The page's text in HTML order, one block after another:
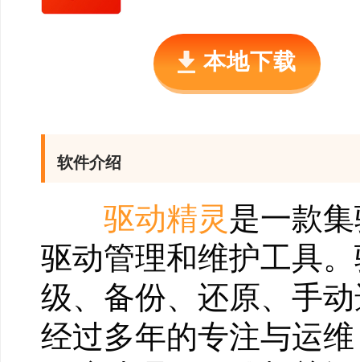
本地下载
软件介绍
驱动精灵 是一款
驱动管理和维护工具
级、备份、还原、手
经过多年的专注与运